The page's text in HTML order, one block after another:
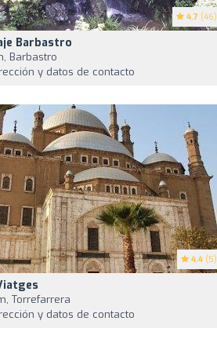
4.7 (46)
Barbastro
Barbastro
y datos de contacto
4.4 (5)
Torrefarrera
y datos de contacto